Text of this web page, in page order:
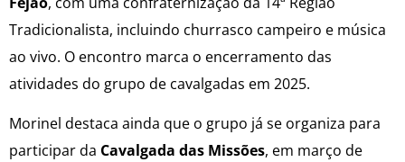
Tradicionalista, incluindo churrasco campeiro e música
ao vivo. O encontro marca o encerramento das
atividades do grupo de cavalgadas em 2025.
Morinel destaca ainda que o grupo já se organiza para
participar da Cavalgada das Missões, em março de